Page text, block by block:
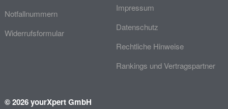
Notfallnummern
Widerrufsformular
Impressum
Datenschutz
Rechtliche Hinweise
Rankings und Vertragspartner
© 2026 yourXpert GmbH